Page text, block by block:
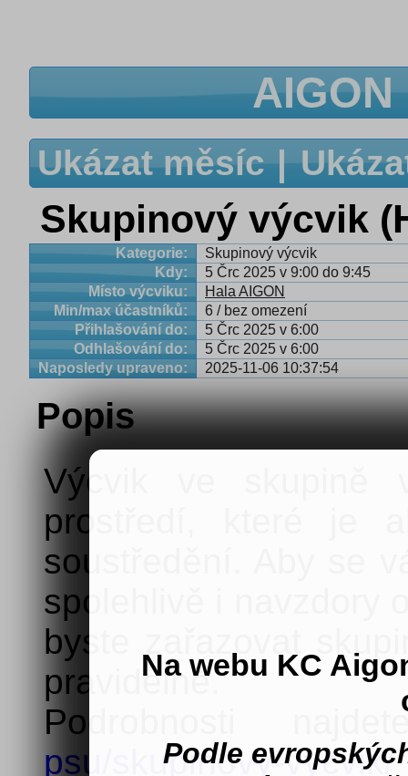
Na webu KC
Podle
Ukázat měsíc
Skupinový výcvik
Kategorie:
Skupinový výcvik
Kdy:
5 Črc 2025 v 9:00 do 9:45
Místo výcviku:
Hala AIGON
Min/max účastníků:
6 / bez omezení
Přihlašování do:
5 Črc 2025 v 6:00
Odhlašování do:
5 Črc 2025 v 6:00
Naposledy upraveno:
2025-11-06 10:37:54
Popis
Výcvik ve skupině
prostředí, které je
soustředění. Aby se
spolehlivě i navzdory
byste zařazovat
pravidelně.
Podrobnosti
psu/skupinovy-vycvik/